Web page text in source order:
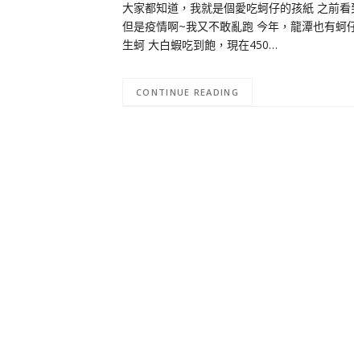
大家都知道，我就是個愛吃蚵仔的孩紙 之前
但是疫情啊~我又不敢亂跑 今年，龍潭也有
生蚵 大白蝦吃到飽，現在450…
CONTINUE READING